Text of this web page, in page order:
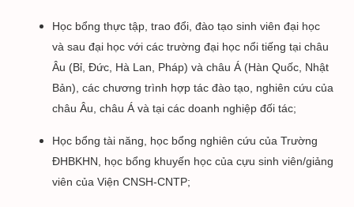
Học bổng thực tập, trao đổi, đào tạo sinh viên đại học
và sau đại học với các trường đại học nổi tiếng tại châu
Âu (Bỉ, Đức, Hà Lan, Pháp) và châu Á (Hàn Quốc, Nhật
Bản), các chương trình hợp tác đào tạo, nghiên cứu của
châu Âu, châu Á và tại các doanh nghiệp đối tác;
Học bổng tài năng, học bổng nghiên cứu của Trường
ĐHBKHN, học bổng khuyến học của cựu sinh viên/giảng
viên của Viện CNSH-CNTP;